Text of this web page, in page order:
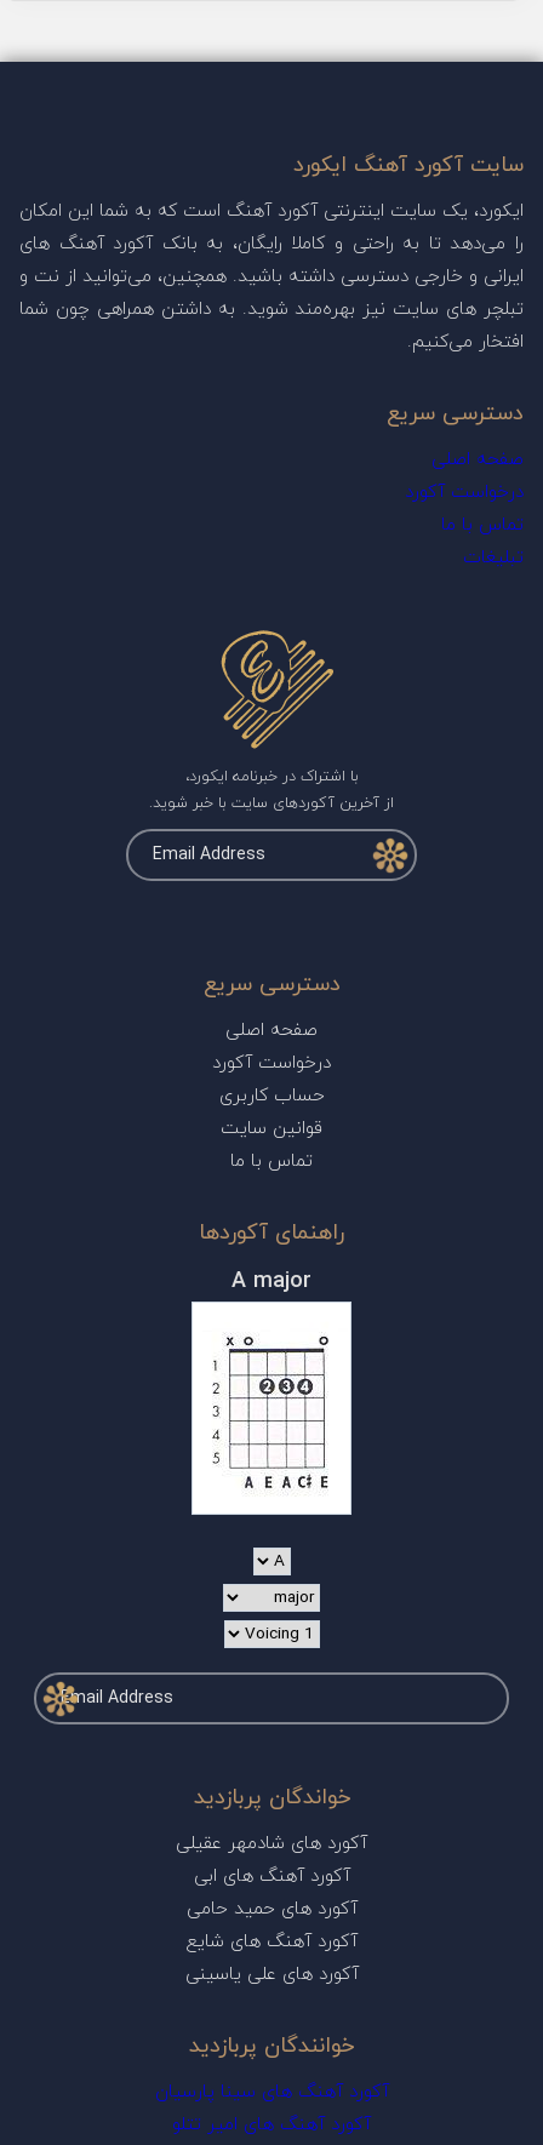
سایت آکورد آهنگ ایکورد
ایکورد، یک سایت اینترنتی آکورد آهنگ است که به شما این امکان
را می‌دهد تا به راحتی و کاملا رایگان، به بانک آکورد آهنگ های
ایرانی و خارجی دسترسی داشته باشید. همچنین، می‌توانید از نت و
تبلچر های سایت نیز بهره‌مند شوید. به داشتن همراهی چون شما
افتخار می‌کنیم.
دسترسی سریع
صفحه اصلی
درخواست آکورد
تماس با ما
تبلیغات
با اشتراک در خبرنامه ایکورد،
از آخرین آکوردهای سایت با خبر شوید.
دسترسی سریع
صفحه اصلی
درخواست آکورد
حساب کاربری
قوانین سایت
تماس با ما
راهنمای آکوردها
A major
خواندگان پربازدید
آکورد های شادمهر عقیلی
آکورد آهنگ های ابی
آکورد های حمید حامی
آکورد آهنگ های شایع
آکورد های علی یاسینی
خوانندگان پربازدید
آکورد آهنگ های سینا پارسیان
آکورد آهنگ های امیر تتلو